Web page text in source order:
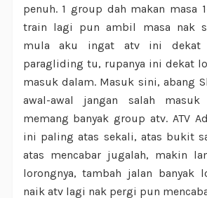
penuh. 1 group dah makan masa
train lagi pun ambil masa nak
mula aku ingat atv ini dekat
paragliding tu, rupanya ini dekat
masuk dalam. Masuk sini, abang
awal-awal jangan salah
memang banyak group atv. ATV
ini paling atas sekali, atas bukit
atas mencabar jugalah, makin
lorongnya, tambah jalan banyak
naik atv lagi nak pergi pun